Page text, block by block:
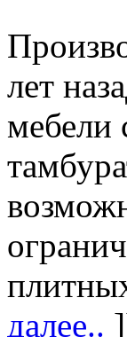
лет
мебели
далее..